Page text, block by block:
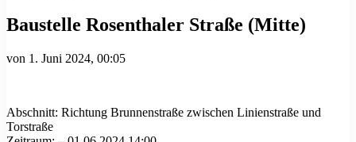
Baustelle Rosenthaler Straße (Mitte)
von 1. Juni 2024, 00:05
Abschnitt: Richtung Brunnenstraße zwischen Linienstraße und
Torstraße